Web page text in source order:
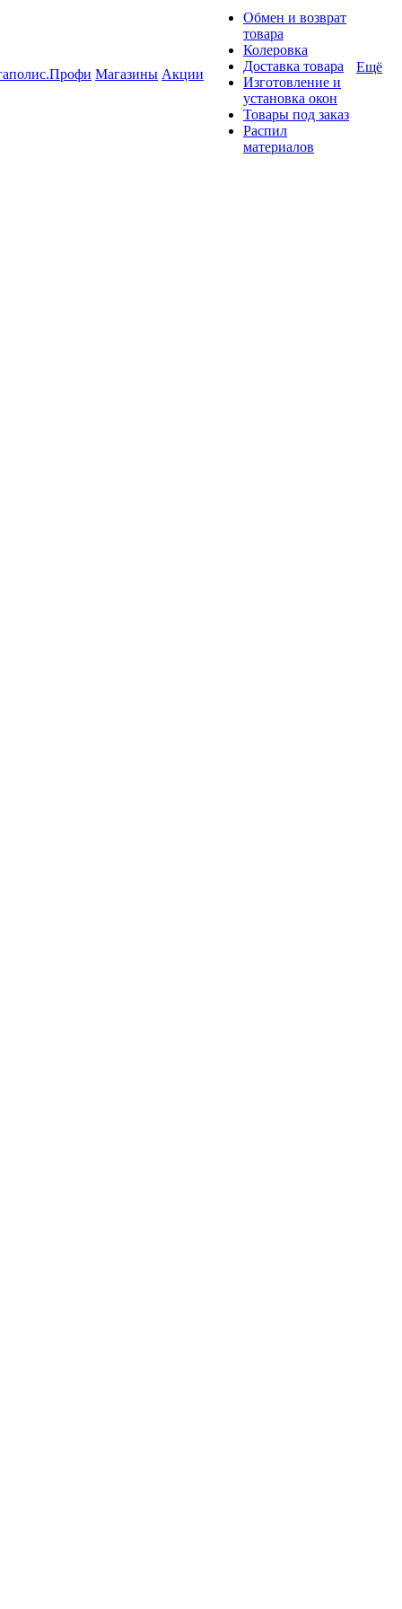
Магазины Акции
Обмен и возврат
товара
Колеровка
Доставка товара
Изготовление и
установка окон
Товары под заказ
Распил
материалов
Ещё